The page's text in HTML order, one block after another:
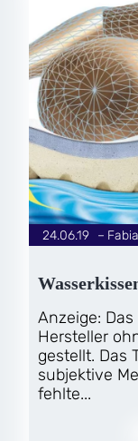
24.06.19
Anzeige:
Hersteller
gestellt. Das
subjektive
fehlte...